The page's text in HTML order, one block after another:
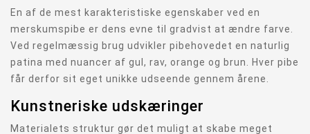
En af de mest karakteristiske egenskaber ved en
merskumspibe er dens evne til gradvist at ændre farve.
Ved regelmæssig brug udvikler pibehovedet en naturlig
patina med nuancer af gul, rav, orange og brun. Hver pibe
får derfor sit eget unikke udseende gennem årene.
Kunstneriske udskæringer
Materialets struktur gør det muligt at skabe meget